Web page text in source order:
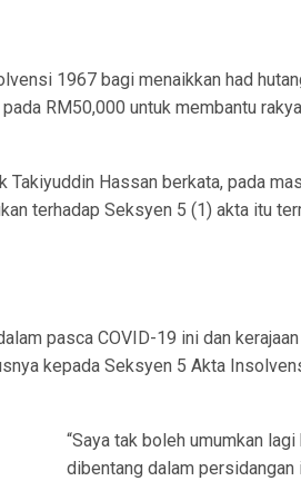
1967 bagi menaikkan had
RM50,000 untuk membantu
Hassan berkata, pada
terhadap Seksyen 5 (1) akta itu
pasca COVID-19 ini dan
kepada Seksyen 5 Akta
“Saya tak boleh umumkan lagi
dibentang dalam persidangan